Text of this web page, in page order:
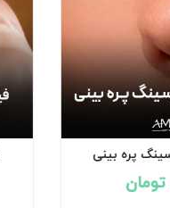
پره بینی